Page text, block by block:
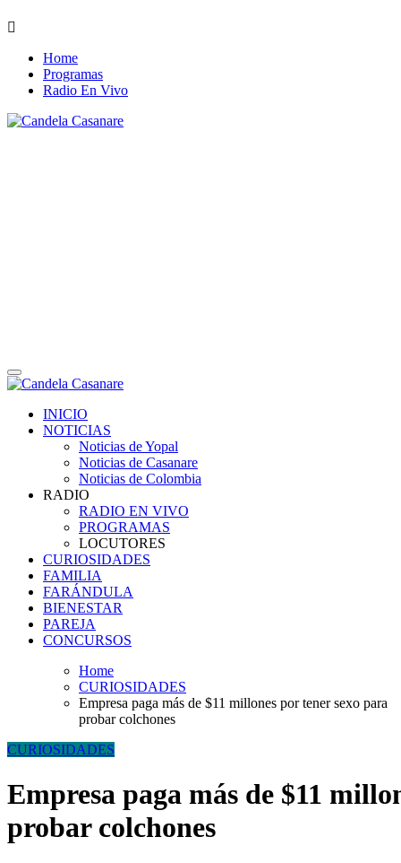
Skip
contentHome
Programas
Radio En Vivo
Candela Casanare 94.7 fm
INICIO
NOTICIAS
Noticias de Yopal
Noticias de Casanare
Noticias de Colombia
RADIO
RADIO EN VIVO
PROGRAMAS
LOCUTORES
CURIOSIDADES
FAMILIA
FARÁNDULA
BIENESTAR
PAREJA
CONCURSOS
Home
CURIOSIDADES
Empresa paga más de $11 millones por tener sexo para
probar colchones
CURIOSIDADES
Empresa paga más de $11
probar colchones